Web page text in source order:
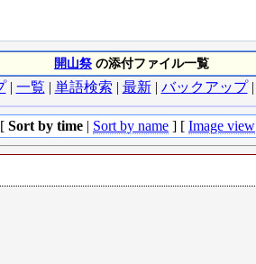
開山祭の添付ファイル一覧
| 一覧 | 単語検索 | 最新| バックアップ|
[ Sort by time | Sort by name ] [ Image view